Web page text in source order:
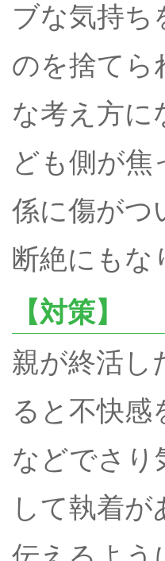
ブな気持ち
のを捨て
な考え方に
ども側が
係に傷がつ
断絶にもな
【対策】
親が終活し
ると不快感
などでさり
して執着